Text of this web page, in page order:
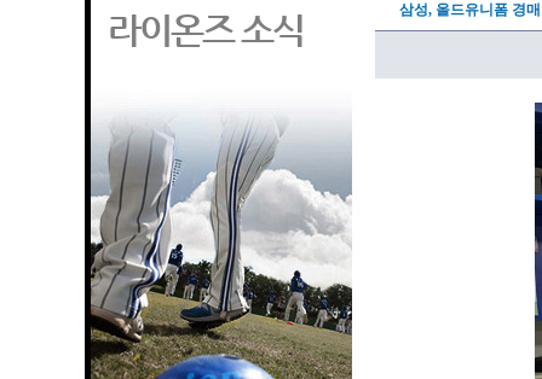
라이온즈 소식 삼성, 올드유니폼 경